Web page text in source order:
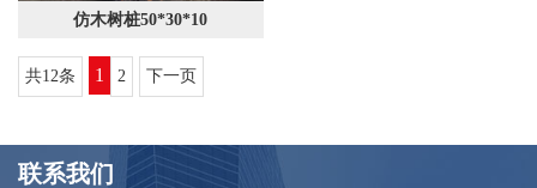
仿木树桩50*30*10
共12条 1 2 下一页
联系我们